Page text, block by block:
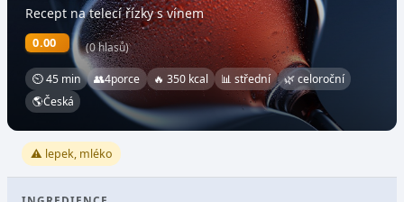
Recept na telecí řízky s vínem
0.00 (0 hlasů)
⏲ 45 min 👥4porce 🔥 350 kcal 📊 střední
🌿 celoroční
🌎Česká
⚠️ lepek, mléko